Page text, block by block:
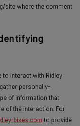
site where the comment
to interact with Ridley
personally-
of information that
of the interaction. For
bikes.com to provide